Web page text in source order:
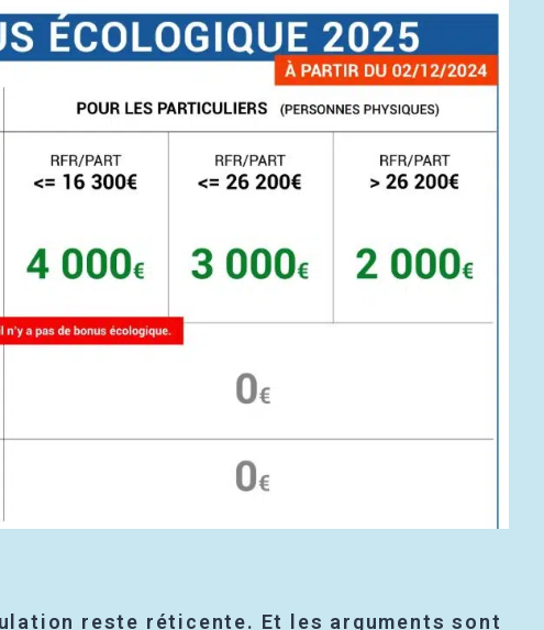
reste réticente. Et les arguments sont